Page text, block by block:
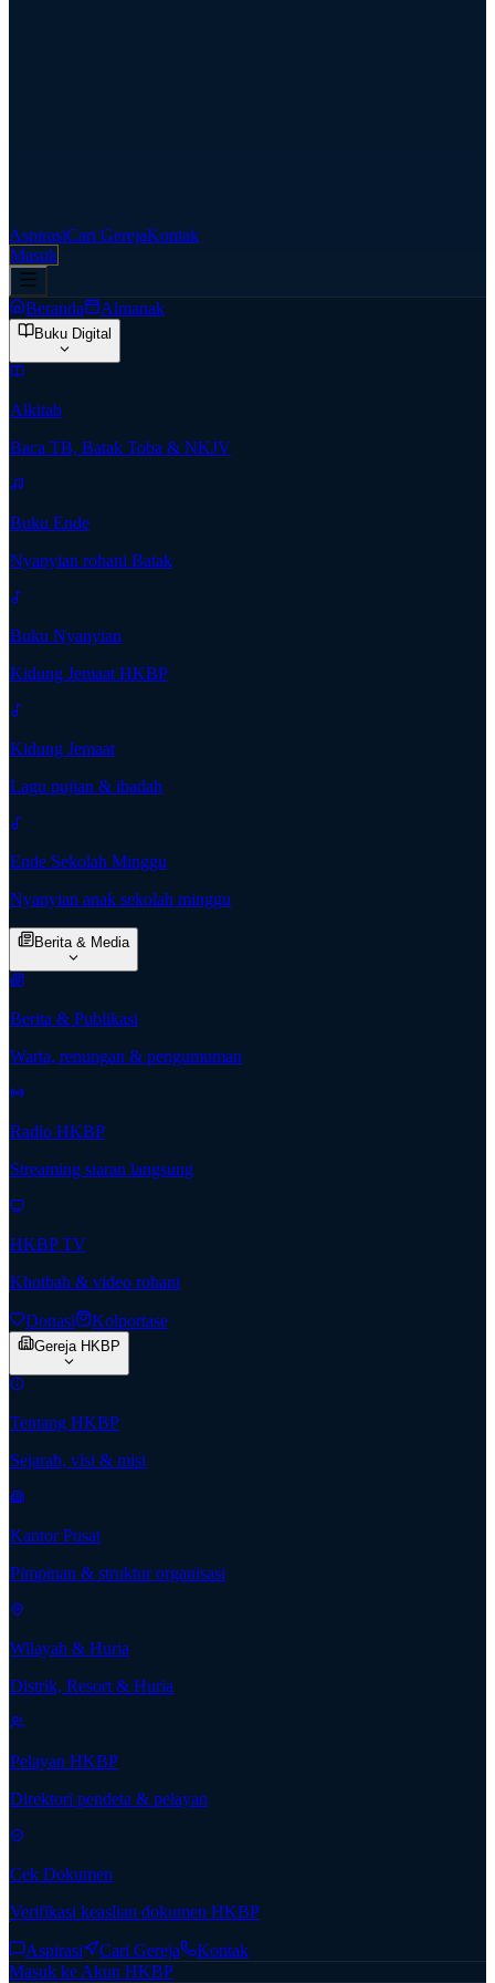
AspirasiCari GerejaKontak
Masuk
Beranda Almanak
Buku Digital
Alkitab
Baca TB, Batak Toba & NKJV
Buku Ende
Nyanyian rohani Batak
Buku Nyanyian
Kidung Jemaat HKBP
Kidung Jemaat
Lagu pujian & ibadah
Ende Sekolah Minggu
Nyanyian anak sekolah minggu
Berita & Media
Berita & Publikasi
Warta, renungan & pengumuman
Radio HKBP
Streaming siaran langsung
HKBP TV
Khotbah & video rohani
Donasi Kolportase
Gereja HKBP
Tentang HKBP
Sejarah, visi & misi
Kantor Pusat
Pimpinan & struktur organisasi
Wilayah & Huria
Distrik, Resort & Huria
Pelayan HKBP
Direktori pendeta & pelayan
Cek Dokumen
Verifikasi keaslian dokumen HKBP
Aspirasi Cari Gereja
Kontak
Masuk ke Akun HKBP